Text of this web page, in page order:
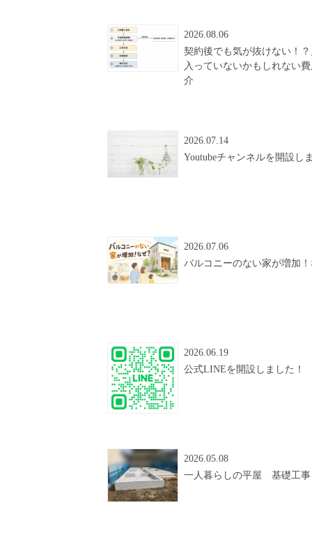
2026.08.06
契約後でも気が抜けない！
入っていないかもしれない
介
2026.07.14
Youtubeチャンネルを開設し
2026.07.06
バルコニーのない家が増加
2026.06.19
公式LINEを開設しました！
2026.05.08
一人暮らしの平屋 基礎工事